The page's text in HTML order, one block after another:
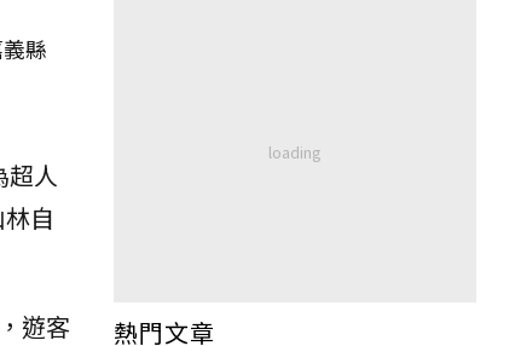
縣
超人
自
遊客
熱門文章